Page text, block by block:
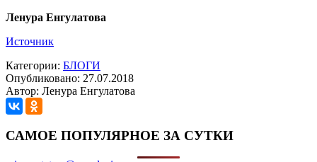
Ленура Енгулатова
Источник
Категории: БЛОГИ
Опубликовано: 27.07.2018
Автор: Ленура Енгулатова
САМОЕ ПОПУЛЯРНОЕ ЗА СУТКИ